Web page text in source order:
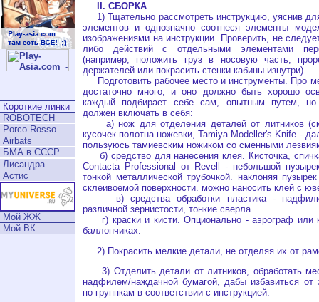
Короткие линки
ROBOTECH
Porco Rosso
Airbats
БМА в СССР
Лисандра
Астис
Мой ЖЖ
Мой ВК
II. СБОРКА
1) Тщательно рассмотреть инструкцию, уяснив
элементов и однозначно соотнеся элементы
изображениями на инструкции. Проверить, не
либо действий с отдельными элементами
(например, положить груз в носовую часть,
держателей или покрасить стенки кабины изнутри).
Подготовить рабочее место и инструменты. Про
достаточно много, и оно должно быть хорошо
каждый подбирает себе сам, опытным путем,
должен включать в себя:
а) нож для отделения деталей от литников
кусочек полотна ножевки, Tamiya Modeller's Knife -
пользуюсь тамиевским ножиком со сменными
б) средство для нанесения клея. Кисточка,
Contacta Professional от Revell - небольшой
тонкой металлической трубочкой. наклоняя
склеивоемой поверхности. можно наносить клей с
в) средства обработки пластика -
различной зернистости, тонкие сверла.
г) краски и кисти. Опционально - аэрограф или
баллончиках.
2) Покрасить мелкие детали, не отделяя их от
3) Отделить детали от литников, обработать
надфилем/наждачной бумагой, дабы избавиться от
по группкам в соответствии с инструкцией.